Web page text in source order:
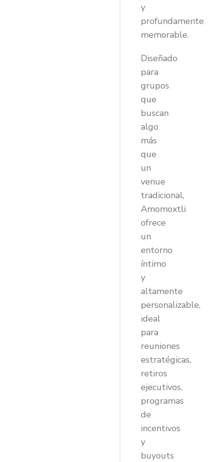
y
profundamente
memorable.
Diseñado
para
grupos
que
buscan
algo
más
que
un
venue
tradicional,
Amomoxtli
ofrece
un
entorno
íntimo
y
altamente
personalizable,
ideal
para
reuniones
estratégicas,
retiros
ejecutivos,
programas
de
incentivos
y
buyouts